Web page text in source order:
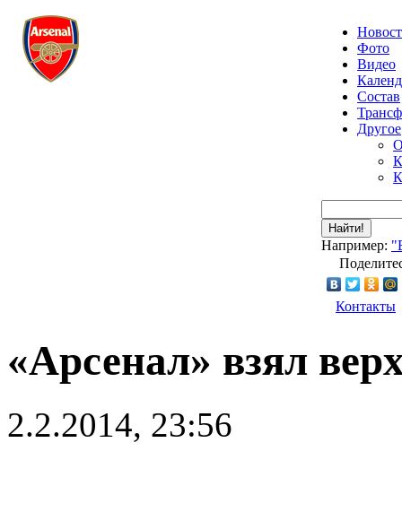
Фото
Видео
Состав
Другое
Найти!
Например:
Контакты
«Арсенал» взял
2.2.2014, 23:56